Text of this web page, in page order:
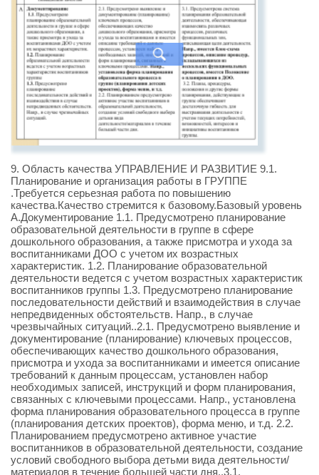
9. Область качества УПРАВЛЕНИЕ И РАЗВИТИЕ 9.1.
Планирование и организация работы в ГРУППЕ
.Требуется серьезная работа по повышению
качества.Качество стремится к базовому.Базовый уровень
А.Документирование 1.1. Предусмотрено планирование
образовательной деятельности в группе в сфере
дошкольного образования, а также присмотра и ухода за
воспитанниками ДОО с учетом их возрастных
характеристик. 1.2. Планирование образовательной
деятельности ведется с учетом возрастных характеристик
воспитанников группы 1.3. Предусмотрено планирование
последовательности действий и взаимодействия в случае
непредвиденных обстоятельств. Напр., в случае
чрезвычайных ситуаций..2.1. Предусмотрено выявление и
документирование (планирование) ключевых процессов,
обеспечивающих качество дошкольного образования,
присмотра и ухода за воспитанниками и имеется описание
требований к данным процессам, установлен набор
необходимых записей, инструкций и форм планирования,
связанных с ключевыми процессами. Напр., установлена
форма планирования образовательного процесса в группе
(планирования детских проектов), форма меню, и т.д. 2.2.
Планированием предусмотрено активное участие
воспитанников в образовательной деятельности, создание
условий свободного выбора детьми вида деятельности/
материалов в течение большей части дня..3.1.